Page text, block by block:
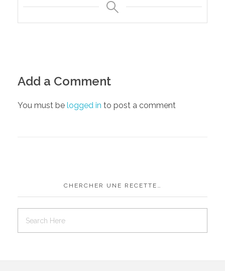
Add a Comment
You must be logged in to post a comment
CHERCHER UNE RECETTE…